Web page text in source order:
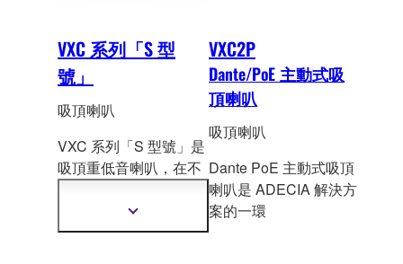
VXC 系列「S 型
號」
吸頂喇叭
VXC 系列「S 型號」是
吸頂重低音喇叭，在不
下，是 VXS 和
VXC 系列喇叭自然傳達
顯
示
VXC2P
Dante/PoE 主動式吸
頂喇叭
吸頂喇叭
Dante PoE 主動式吸頂
喇叭是 ADECIA 解決方
案的一環